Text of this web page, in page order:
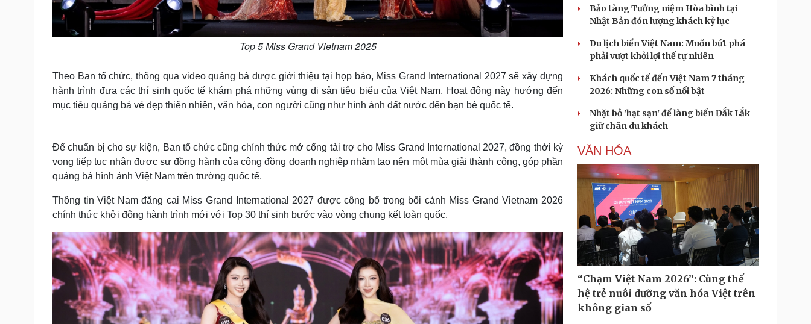
Top 5 Miss Grand Vietnam 2025
Theo Ban tổ chức, thông qua video quảng bá được giới thiệu tại họp báo, Miss Grand International 2027 sẽ xây dựng
hành trình đưa các thí sinh quốc tế khám phá những vùng di sản tiêu biểu của Việt Nam. Hoạt động này hướng đến
mục tiêu quảng bá vẻ đẹp thiên nhiên, văn hóa, con người cũng như hình ảnh đất nước đến bạn bè quốc tế.
Để chuẩn bị cho sự kiện, Ban tổ chức cũng chính thức mở cổng tài trợ cho Miss Grand International 2027, đồng thời kỳ
vọng tiếp tục nhận được sự đồng hành của cộng đồng doanh nghiệp nhằm tạo nên một mùa giải thành công, góp phần
quảng bá hình ảnh Việt Nam trên trường quốc tế.
Thông tin Việt Nam đăng cai Miss Grand International 2027 được công bố trong bối cảnh Miss Grand Vietnam 2026
chính thức khởi động hành trình mới với Top 30 thí sinh bước vào vòng chung kết toàn quốc.
Bảo tàng Tưởng niệm Hòa bình tại
Nhật Bản đón lượng khách kỷ lục
Du lịch biển Việt Nam: Muốn bứt phá
phải vượt khỏi lợi thế tự nhiên
Khách quốc tế đến Việt Nam 7 tháng
2026: Những con số nổi bật
Nhặt bỏ 'hạt sạn' để làng biển Đắk Lắk
giữ chân du khách
VĂN HÓA
“Chạm Việt Nam 2026”: Cùng thế
hệ trẻ nuôi dưỡng văn hóa Việt trên
không gian số